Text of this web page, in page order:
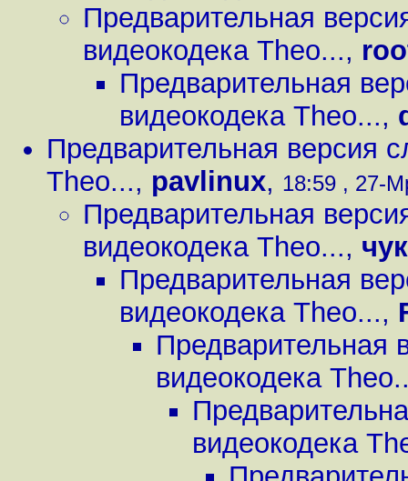
Предварительная
видеокодека Theo...,
Предварительная
видеокодека Theo...,
Предварительная версия
Theo..., pavlinux, 18:59 , 27-
Предварительная
видеокодека Theo...,
Предварительная
видеокодека Theo...,
Предварительная
видеокодека
видеокодека